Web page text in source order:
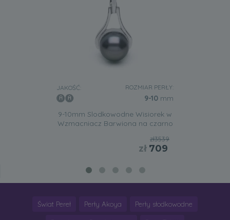
JAKOŚĆ: ROZMIAR PERŁY:
9-10 mm
9-10mm Slodkowodne Wisiorek w
Wzmacniacz Barwiona na czarno
zł3539
zł 709
Świat Pereł Perły Akoya Perły słodkowodne